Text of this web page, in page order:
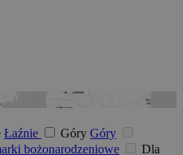
Łaźnie Góry Góry
bożonarodzeniowe
Dla